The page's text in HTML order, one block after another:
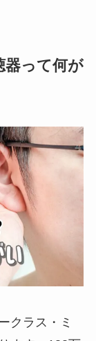
器って何が
クラス・ミ